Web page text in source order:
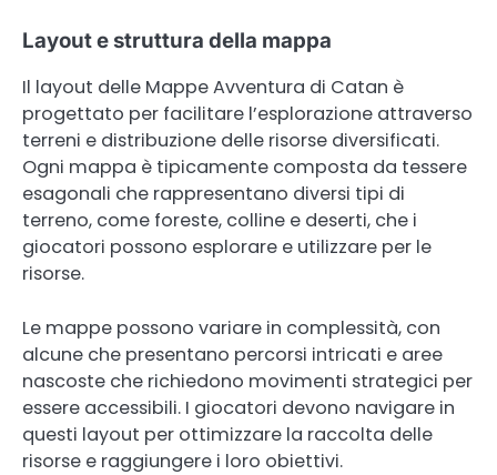
Layout e struttura della mappa
Il layout delle Mappe Avventura di Catan è
progettato per facilitare l’esplorazione attraverso
terreni e distribuzione delle risorse diversificati.
Ogni mappa è tipicamente composta da tessere
esagonali che rappresentano diversi tipi di
terreno, come foreste, colline e deserti, che i
giocatori possono esplorare e utilizzare per le
risorse.
Le mappe possono variare in complessità, con
alcune che presentano percorsi intricati e aree
nascoste che richiedono movimenti strategici per
essere accessibili. I giocatori devono navigare in
questi layout per ottimizzare la raccolta delle
risorse e raggiungere i loro obiettivi.